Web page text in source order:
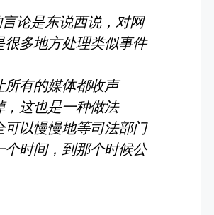
论是东说西说，对网
多地方处理类似事件
有的媒体都收声
这也是一种做法
以慢慢地等司法部门
时间，到那个时候公